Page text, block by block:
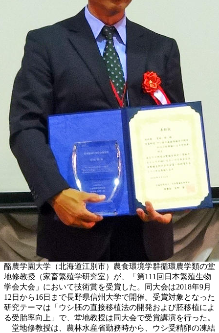
酪農学園大学（北海道江別市）農食環境学群循環農学類の堂
地修教授（家畜繁殖学研究室）が、「第111回日本繁殖生物
学会大会」において技術賞を受賞した。同大会は2018年9月
12日から16日まで長野県信州大学で開催。受賞対象となった
研究テーマは「ウシ胚の直接移植法の開発および胚移植によ
る受胎率向上」で、堂地教授は同大会で受賞講演を行った。
堂地修教授は、農林水産省勤務時から、ウシ受精卵の凍結